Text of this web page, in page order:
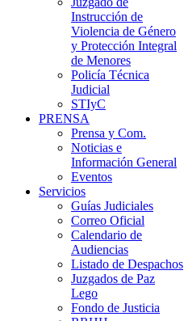
Instrucción de
Violencia de Género
y Protección Integral
de Menores
Policía Técnica
Judicial
STIyC
PRENSA
Prensa y Com.
Noticias e
Información General
Eventos
Servicios
Guías Judiciales
Correo Oficial
Calendario de
Audiencias
Listado de Despachos
Juzgados de Paz
Lego
Fondo de Justicia